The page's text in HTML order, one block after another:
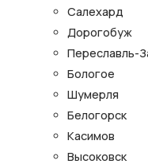
Салехард
Дорогобуж
Переславль-
Бологое
Шумерля
Белогорск
Касимов
Высоковск